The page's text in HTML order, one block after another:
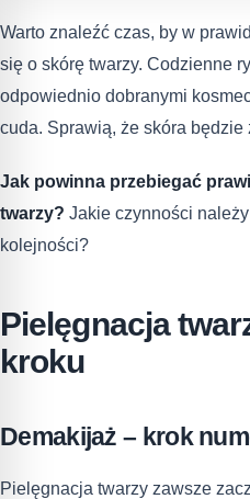
Warto znaleźć czas, by w
się o skórę twarzy. Codzienne
odpowiednio dobranymi
cuda. Sprawią, że skóra będzie
Jak powinna przebiegać
twarzy? Jakie czynności
kolejności?
Pielęgnacja
kroku
Demakijaż – krok
Pielęgnacja twarzy zawsze